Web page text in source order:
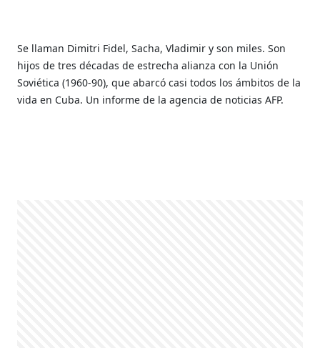
Se llaman Dimitri Fidel, Sacha, Vladimir y son miles. Son
hijos de tres décadas de estrecha alianza con la Unión
Soviética (1960-90), que abarcó casi todos los ámbitos de la
vida en Cuba. Un informe de la agencia de noticias AFP.